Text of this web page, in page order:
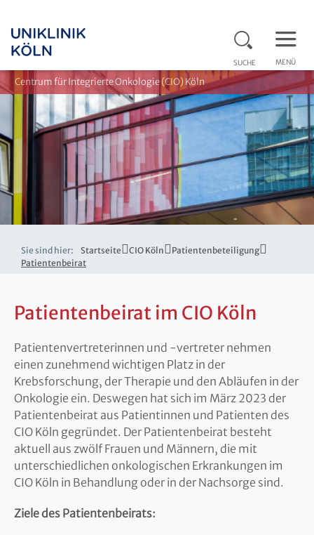
SUCHE MENÜ
Centrum für Integrierte Onkologie (CIO) Köln
Sie sind hier: Startseite CIO Köln
Patientenbeteiligung
Patientenbeirat
Patientenbeirat im CIO Köln
Patientenvertreterinnen und -vertreter nehmen
einen zunehmend wichtigen Platz in der
Krebsforschung, der Therapie und den Abläufen in der
Onkologie ein. Deswegen hat sich im März 2023 der
Patientenbeirat aus Patientinnen und Patienten des
CIO Köln gegründet. Der Patientenbeirat besteht
aktuell aus zwölf Frauen und Männern, die mit
unterschiedlichen onkologischen Erkrankungen im
CIO Köln in Behandlung oder in der Nachsorge sind.
Ziele des Patientenbeirats: